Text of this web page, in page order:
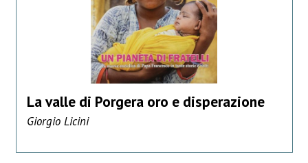
La valle di Porgera oro e disperazione
Giorgio Licini